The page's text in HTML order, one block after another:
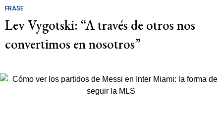
FRASE
Lev Vygotski: “A través de otros nos
convertimos en nosotros”